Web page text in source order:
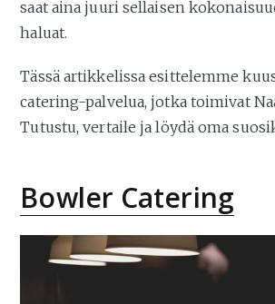
saat aina juuri sellaisen
haluat.
Tässä artikkelissa esittelemme
catering-palvelua, jotka toimivat
Tutustu, vertaile ja löydä oma
Bowler Catering